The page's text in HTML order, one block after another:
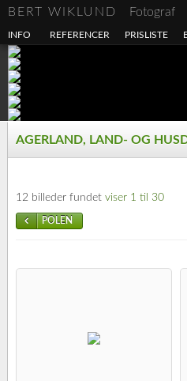
BERT WIKLUND Fotograf
INFO REFERENCER PRISLISTE
AGERLAND, LAND- OG
12 billeder fundet viser 1 til 30
POLEN